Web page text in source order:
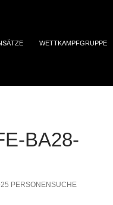
WETTKAMPFGRUPPE
BA28-
PERSONENSUCHE